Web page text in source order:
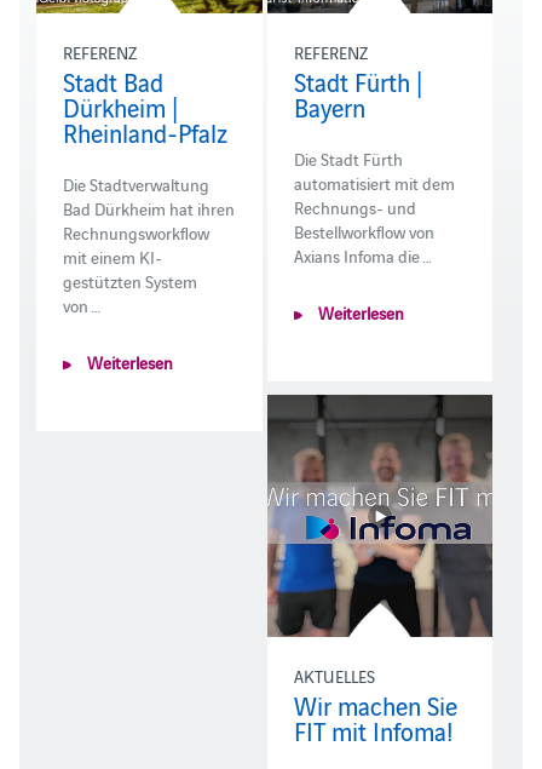
REFERENZ
Stadt Bad
Dürkheim |
Rheinland-Pfalz
Die Stadtverwaltung
Bad Dürkheim hat ihren
Rechnungsworkflow
mit einem KI-
gestützten System
von …
Weiterlesen
REFERENZ
Stadt Fürth |
Bayern
Die Stadt Fürth
automatisiert mit dem
Rechnungs- und
Bestellworkflow von
Axians Infoma die …
Weiterlesen
AKTUELLES
Wir machen Sie
FIT mit Infoma!